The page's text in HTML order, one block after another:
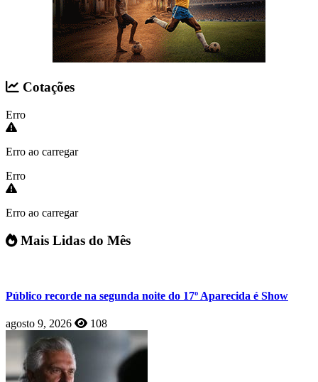
Cotações
Erro
Erro ao carregar
Erro
Erro ao carregar
Mais Lidas do Mês
Público recorde na segunda noite do 17º Aparecida é Show
agosto 9, 2026 108